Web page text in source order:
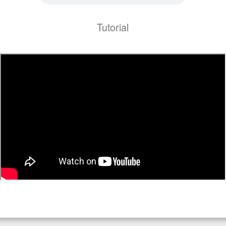
Tutorial